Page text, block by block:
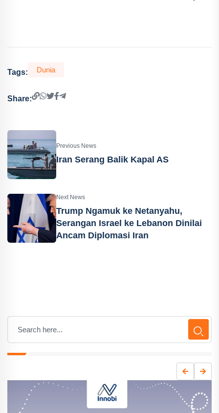
Tags: Dunia
Share:
Previous News
Iran Serang Balik Kapal AS
Next News
Trump Ngamuk ke Netanyahu,
Serangan Israel ke Lebanon Dinilai
Ancam Diplomasi Iran